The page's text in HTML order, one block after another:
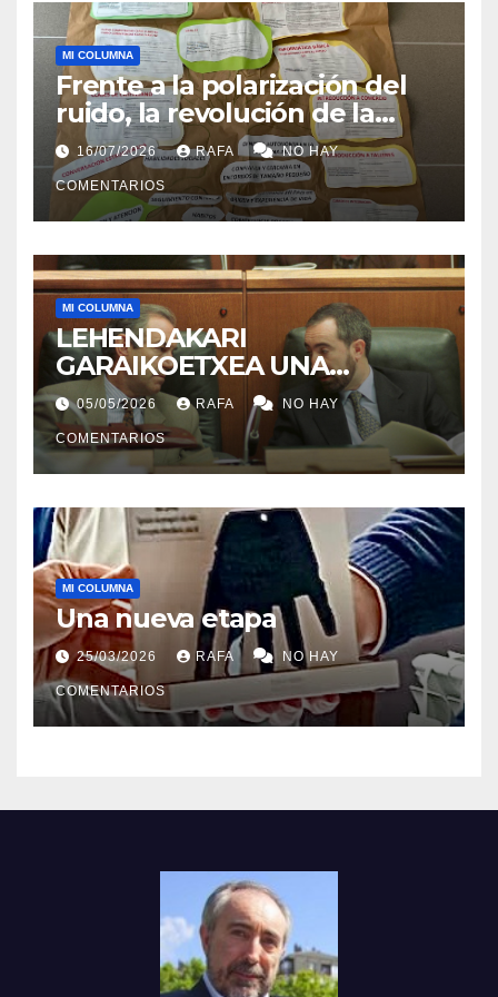
MI COLUMNA
Frente a la polarización del
ruido, la revolución de la
acogida
16/07/2026 RAFA NO HAY
COMENTARIOS
MI COLUMNA
LEHENDAKARI
GARAIKOETXEA UNA
PERSONA QUE DIGNIFICA EL
EJERCICIO DE LA POLÍTICA
05/05/2026 RAFA NO HAY
COMENTARIOS
MI COLUMNA
Una nueva etapa
25/03/2026 RAFA NO HAY
COMENTARIOS